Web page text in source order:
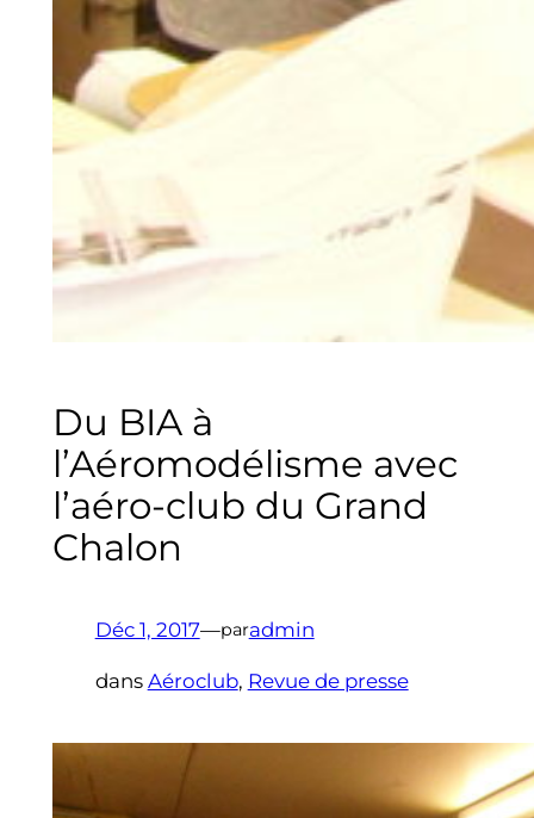
Du BIA à
l’Aéromodélisme avec
l’aéro-club du Grand
Chalon
Déc 1, 2017—paradmin
dans Aéroclub, Revue de presse